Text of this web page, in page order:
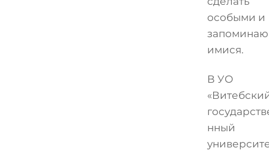
особыми и
имися.
В УО
нный